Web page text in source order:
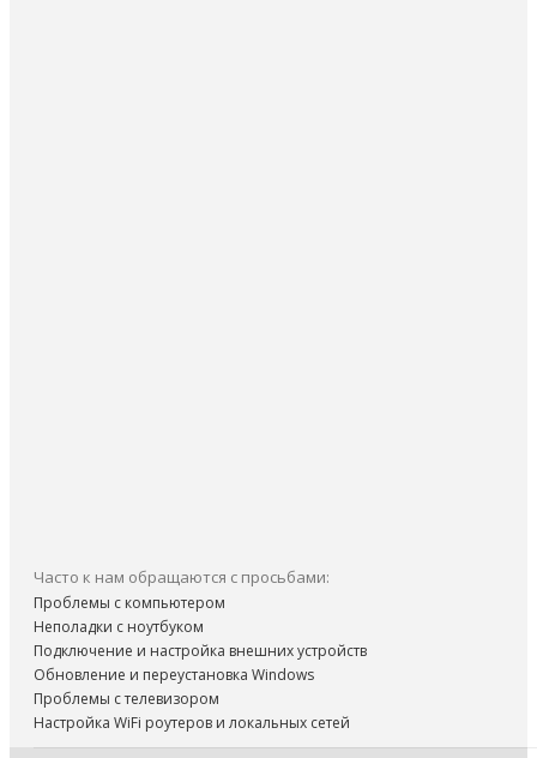
Часто к нам обращаются с просьбами:
Проблемы с компьютером
Неполадки с ноутбуком
Подключение и настройка внешних устройств
Обновление и переустановка Windows
Проблемы с телевизором
Настройка WiFi роутеров и локальных сетей